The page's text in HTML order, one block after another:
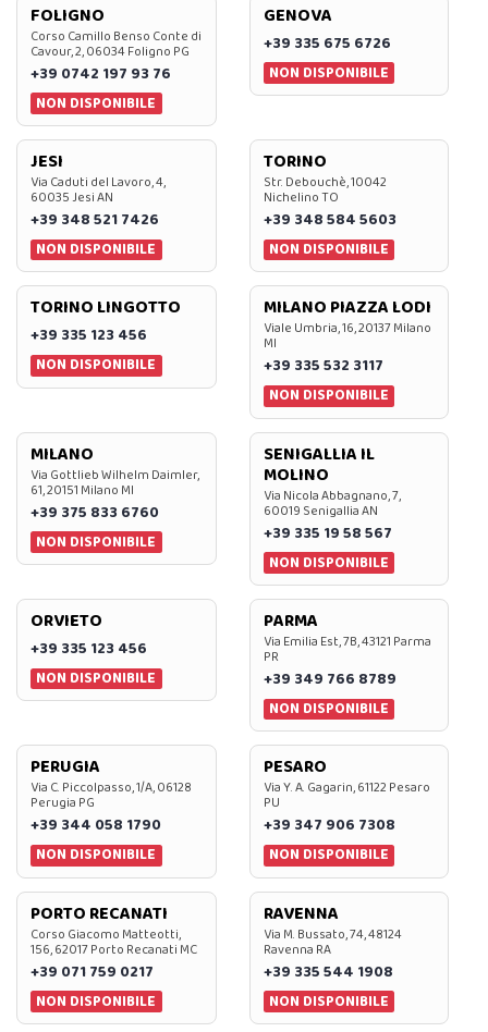
FOLIGNO
Corso Camillo Benso Conte di
Cavour, 2, 06034 Foligno PG
+39 0742 197 93 76
NON DISPONIBILE
GENOVA
+39 335 675 6726
NON DISPONIBILE
JESI
Via Caduti del Lavoro, 4,
60035 Jesi AN
+39 348 521 7426
NON DISPONIBILE
TORINO
Str. Debouchè, 10042
Nichelino TO
+39 348 584 5603
NON DISPONIBILE
TORINO LINGOTTO
+39 335 123 456
NON DISPONIBILE
MILANO PIAZZA LODI
Viale Umbria, 16, 20137 Milano
MI
+39 335 532 3117
NON DISPONIBILE
MILANO
Via Gottlieb Wilhelm Daimler,
61, 20151 Milano MI
+39 375 833 6760
NON DISPONIBILE
SENIGALLIA IL
MOLINO
Via Nicola Abbagnano, 7,
60019 Senigallia AN
+39 335 19 58 567
NON DISPONIBILE
ORVIETO
+39 335 123 456
NON DISPONIBILE
PARMA
Via Emilia Est, 7B, 43121 Parma
PR
+39 349 766 8789
NON DISPONIBILE
PERUGIA
Via C. Piccolpasso, 1/A, 06128
Perugia PG
+39 344 058 1790
NON DISPONIBILE
PESARO
Via Y. A. Gagarin, 61122 Pesaro
PU
+39 347 906 7308
NON DISPONIBILE
PORTO RECANATI
Corso Giacomo Matteotti,
156, 62017 Porto Recanati MC
+39 071 759 0217
NON DISPONIBILE
RAVENNA
Via M. Bussato, 74, 48124
Ravenna RA
+39 335 544 1908
NON DISPONIBILE